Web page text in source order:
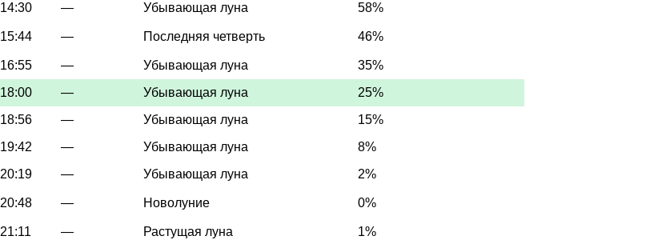
14:30 — Убывающая луна 58%
15:44 — Последняя четверть 46%
16:55 — Убывающая луна
35%
18:00 — Убывающая луна
25%
18:56 — Убывающая луна
15%
19:42 — Убывающая луна
8%
20:19 — Убывающая луна 2%
20:48 — Новолуние 0%
21:11 — Растущая луна
1%